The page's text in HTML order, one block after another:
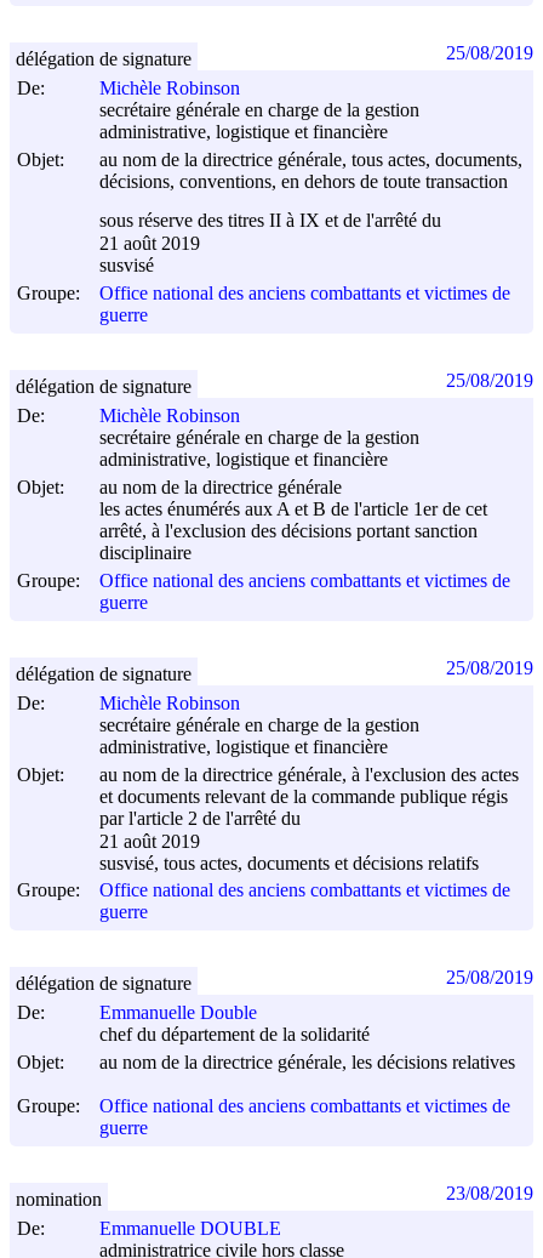
De:
Michèle Robinson
secrétaire générale en charge de la gestion
administrative, logistique et financière
Objet:
au nom de la directrice générale, tous actes, documents,
décisions, conventions, en dehors de toute transaction
sous réserve des titres II à IX et de l'arrêté du
21 août 2019
susvisé
Groupe:
Office national des anciens combattants et victimes de
guerre
délégation de signature 25/08/2019
De:
Michèle Robinson
secrétaire générale en charge de la gestion
administrative, logistique et financière
Objet:
au nom de la directrice générale
les actes énumérés aux A et B de l'article 1er de cet
arrêté, à l'exclusion des décisions portant sanction
disciplinaire
Groupe:
Office national des anciens combattants et victimes de
guerre
délégation de signature 25/08/2019
De:
Michèle Robinson
secrétaire générale en charge de la gestion
administrative, logistique et financière
Objet:
au nom de la directrice générale, à l'exclusion des actes
et documents relevant de la commande publique régis
par l'article 2 de l'arrêté du
21 août 2019
susvisé, tous actes, documents et décisions relatifs
Groupe:
Office national des anciens combattants et victimes de
guerre
délégation de signature 25/08/2019
De:
Emmanuelle Double
chef du département de la solidarité
Objet:
au nom de la directrice générale, les décisions relatives
Groupe:
Office national des anciens combattants et victimes de
guerre
délégation de signature 25/08/2019
De:
Emmanuelle DOUBLE
administratrice civile hors classe
nomination 23/08/2019